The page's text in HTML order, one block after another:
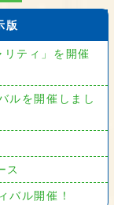
版
ティ」を開催
ルを開催しまし
ス
バル開催！